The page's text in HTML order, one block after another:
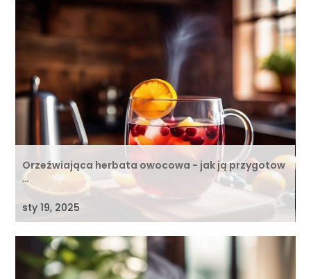
Orzeźwiająca herbata owocowa - jak ją przygotow
…
sty 19, 2025